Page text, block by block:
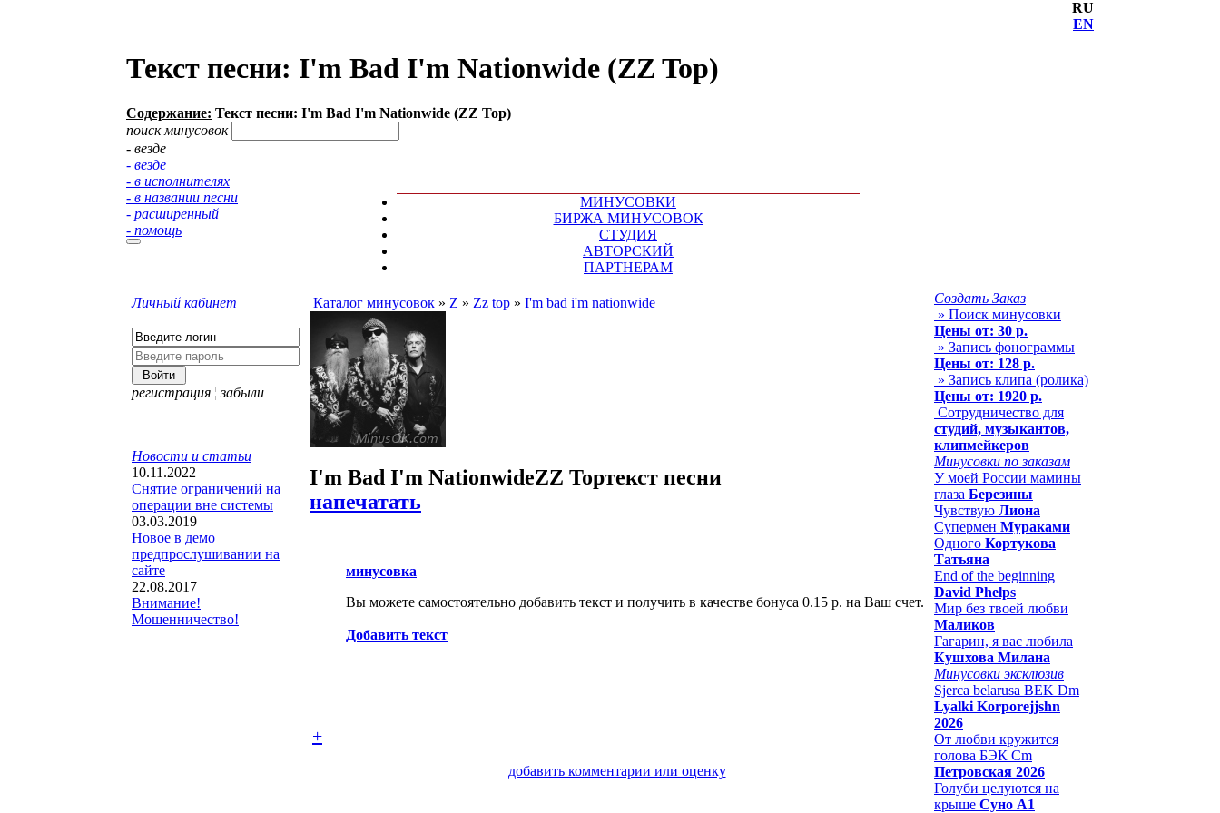
RU
EN
Текст песни: I'm Bad I'm Nationwide (ZZ Top)
Содержание: Текст песни: I'm Bad I'm Nationwide (ZZ Top)
поиск минусовок
- везде
- везде
- в исполнителях
- в названии песни
- расширенный
- помощь
МИНУСОВКИ
БИРЖА МИНУСОВОК
СТУДИЯ
АВТОРСКИЙ
ПАРТНЕРАМ
Личный кабинет
регистрация ¦ забыли
Новости и статьи
10.11.2022
Снятие ограничений на
операции вне системы
03.03.2019
Новое в демо
предпрослушивании на
сайте
22.08.2017
Внимание!
Мошенничество!
Каталог минусовок » Z » Zz top » I'm bad i'm nationwide
I'm Bad I'm NationwideZZ Topтекст песни
напечатать
минусовка
Вы можете самостоятельно добавить текст и получить в качестве бонуса 0.15 р. на Ваш счет.
Добавить текст
+
добавить комментарии или оценку
Создать Заказ
» Поиск минусовки
Цены от: 30 р.
» Запись фонограммы
Цены от: 128 р.
» Запись клипа (ролика)
Цены от: 1920 р.
Сотрудничество для
студий, музыкантов,
клипмейкеров
Минусовки по заказам
У моей России мамины
глаза Березины
Чувствую Лиона
Супермен Мураками
Одного Кортукова
Татьяна
End of the beginning
David Phelps
Мир без твоей любви
Маликов
Гагарин, я вас любила
Кушхова Милана
Минусовки эксклюзив
Sjerca belarusa BEK Dm
Lyalki Korporejjshn
2026
От любви кружится
голова БЭК Cm
Петровская 2026
Голуби целуются на
крыше Суно А1